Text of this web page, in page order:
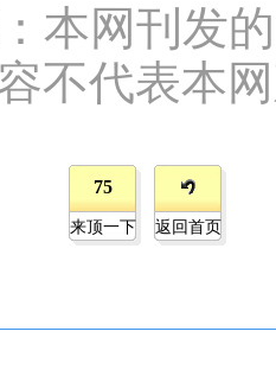
本网刊发
不代表本
75
来顶一下 返回首页